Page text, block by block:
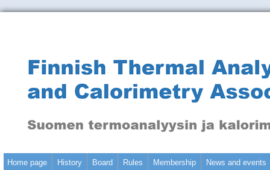
Home page History Board Rules Membership News and events